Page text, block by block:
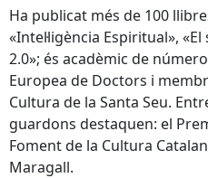
Ha publicat més de 100
«Intel·ligència Espiritual»,
2.0»; és acadèmic de
Europea de Doctors i
Cultura de la Santa Seu.
guardons destaquen: el
Foment de la Cultura
Maragall.